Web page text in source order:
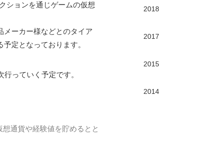
ションを通じゲームの仮想
メーカー様などとのタイア
定となっております。
っていく予定です。
通貨や経験値を貯めるとと
2018
2017
2015
2014